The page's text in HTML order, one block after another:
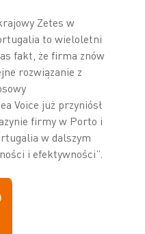
Zetes w
to wieloletni
fakt, że firma znów
rozwiązanie z
Voice już przyniósł
firmy w Porto i
w dalszym
i efektywności”.